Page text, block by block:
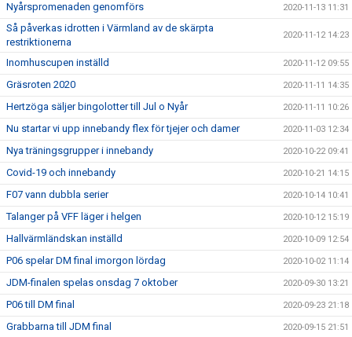
Nyårspromenaden genomförs 2020-11-13 11:31
Så påverkas idrotten i Värmland av de skärpta
restriktionerna
2020-11-12 14:23
Inomhuscupen inställd 2020-11-12 09:55
Gräsroten 2020 2020-11-11 14:35
Hertzöga säljer bingolotter till Jul o Nyår 2020-11-11 10:26
Nu startar vi upp innebandy flex för tjejer och damer 2020-11-03 12:34
Nya träningsgrupper i innebandy 2020-10-22 09:41
Covid-19 och innebandy 2020-10-21 14:15
F07 vann dubbla serier 2020-10-14 10:41
Talanger på VFF läger i helgen 2020-10-12 15:19
Hallvärmländskan inställd 2020-10-09 12:54
P06 spelar DM final imorgon lördag 2020-10-02 11:14
JDM-finalen spelas onsdag 7 oktober 2020-09-30 13:21
P06 till DM final 2020-09-23 21:18
Grabbarna till JDM final 2020-09-15 21:51